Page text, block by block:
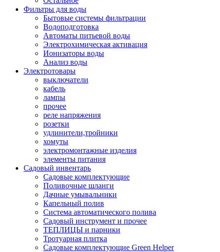
Фильтры для воды
Бытовые системы фильтрации
Водоподготовка
Автоматы питьевой воды
Электрохимическая активация
Ионизаторы воды
Анализ воды
Электротовары
выключатели
кабель
лампы
прочее
реле напряжения
розетки
удлинители,тройники
хомуты
электромонтажные изделия
элементы питания
Садовый инвентарь
Садовые комплектующие
Поливочные шланги
Дачные умывальники
Капельный полив
Система автоматического полива
Садовый инструмент и прочее
ТЕПЛИЦЫ и парники
Тротуарная плитка
Садовые комплектующие Green Helper